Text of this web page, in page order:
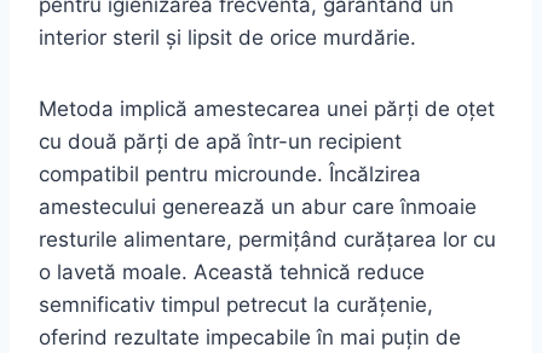
pentru igienizarea frecventă, garantând un
interior steril și lipsit de orice murdărie.
Metoda implică amestecarea unei părți de oțet
cu două părți de apă într-un recipient
compatibil pentru microunde. Încălzirea
amestecului generează un abur care înmoaie
resturile alimentare, permițând curățarea lor cu
o lavetă moale. Această tehnică reduce
semnificativ timpul petrecut la curățenie,
oferind rezultate impecabile în mai puțin de